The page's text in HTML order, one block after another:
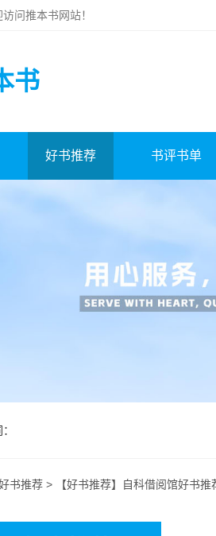
问推本书网站！
书
好书推荐 书评书单
书推荐 > 【好书推荐】自科借阅馆好书